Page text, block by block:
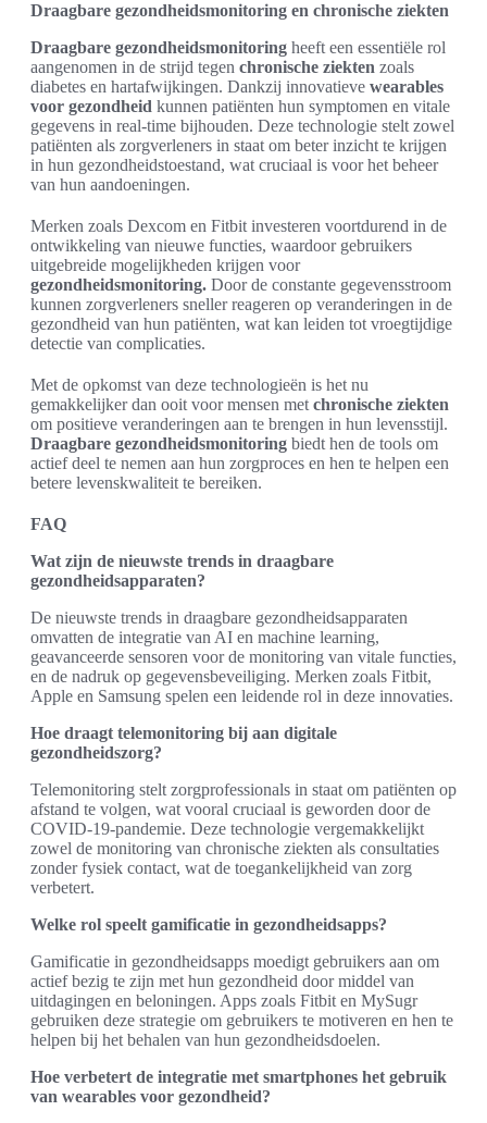
Draagbare gezondheidsmonitoring en chronische ziekten
Draagbare gezondheidsmonitoring heeft een essentiële rol
aangenomen in de strijd tegen chronische ziekten zoals
diabetes en hartafwijkingen. Dankzij innovatieve wearables
voor gezondheid kunnen patiënten hun symptomen en vitale
gegevens in real-time bijhouden. Deze technologie stelt zowel
patiënten als zorgverleners in staat om beter inzicht te krijgen
in hun gezondheidstoestand, wat cruciaal is voor het beheer
van hun aandoeningen.
Merken zoals Dexcom en Fitbit investeren voortdurend in de
ontwikkeling van nieuwe functies, waardoor gebruikers
uitgebreide mogelijkheden krijgen voor
gezondheidsmonitoring. Door de constante gegevensstroom
kunnen zorgverleners sneller reageren op veranderingen in de
gezondheid van hun patiënten, wat kan leiden tot vroegtijdige
detectie van complicaties.
Met de opkomst van deze technologieën is het nu
gemakkelijker dan ooit voor mensen met chronische ziekten
om positieve veranderingen aan te brengen in hun levensstijl.
Draagbare gezondheidsmonitoring biedt hen de tools om
actief deel te nemen aan hun zorgproces en hen te helpen een
betere levenskwaliteit te bereiken.
FAQ
Wat zijn de nieuwste trends in draagbare
gezondheidsapparaten?
De nieuwste trends in draagbare gezondheidsapparaten
omvatten de integratie van AI en machine learning,
geavanceerde sensoren voor de monitoring van vitale functies,
en de nadruk op gegevensbeveiliging. Merken zoals Fitbit,
Apple en Samsung spelen een leidende rol in deze innovaties.
Hoe draagt telemonitoring bij aan digitale
gezondheidszorg?
Telemonitoring stelt zorgprofessionals in staat om patiënten op
afstand te volgen, wat vooral cruciaal is geworden door de
COVID-19-pandemie. Deze technologie vergemakkelijkt
zowel de monitoring van chronische ziekten als consultaties
zonder fysiek contact, wat de toegankelijkheid van zorg
verbetert.
Welke rol speelt gamificatie in gezondheidsapps?
Gamificatie in gezondheidsapps moedigt gebruikers aan om
actief bezig te zijn met hun gezondheid door middel van
uitdagingen en beloningen. Apps zoals Fitbit en MySugr
gebruiken deze strategie om gebruikers te motiveren en hen te
helpen bij het behalen van hun gezondheidsdoelen.
Hoe verbetert de integratie met smartphones het gebruik
van wearables voor gezondheid?